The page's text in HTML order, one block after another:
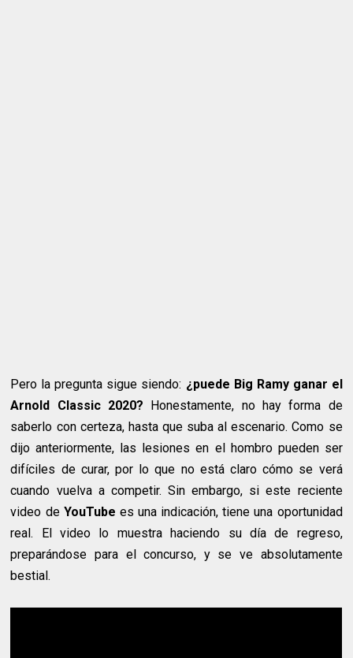
Pero la pregunta sigue siendo: ¿puede Big Ramy ganar el
Arnold Classic 2020? Honestamente, no hay forma de
saberlo con certeza, hasta que suba al escenario. Como se
dijo anteriormente, las lesiones en el hombro pueden ser
difíciles de curar, por lo que no está claro cómo se verá
cuando vuelva a competir. Sin embargo, si este reciente
video de YouTube es una indicación, tiene una oportunidad
real. El video lo muestra haciendo su día de regreso,
preparándose para el concurso, y se ve absolutamente
bestial.